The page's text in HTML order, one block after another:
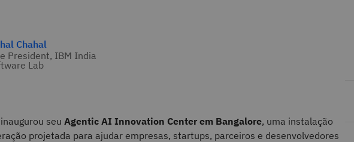
Chahal
President, IBM India
Lab
seu Agentic AI Innovation Center em Bangalore, uma instalação
projetada para ajudar empresas, startups, parceiros e desenvolvedores